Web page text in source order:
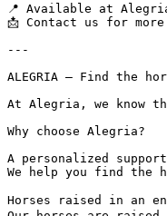
📍 Available at
📩 Contact us for
---
ALEGRIA – Find the
At Alegria, we know
Why choose Alegria?
A personalized
We help you find the
Horses raised in an